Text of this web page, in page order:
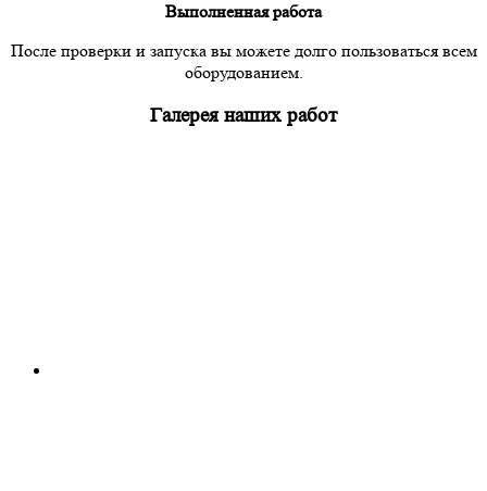
Выполненная работа
После проверки и запуска вы можете долго пользоваться всем
оборудованием.
Галерея наших работ